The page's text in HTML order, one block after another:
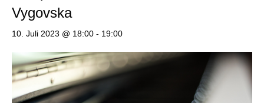
Vygovska
10. Juli 2023 @ 18:00 - 19:00